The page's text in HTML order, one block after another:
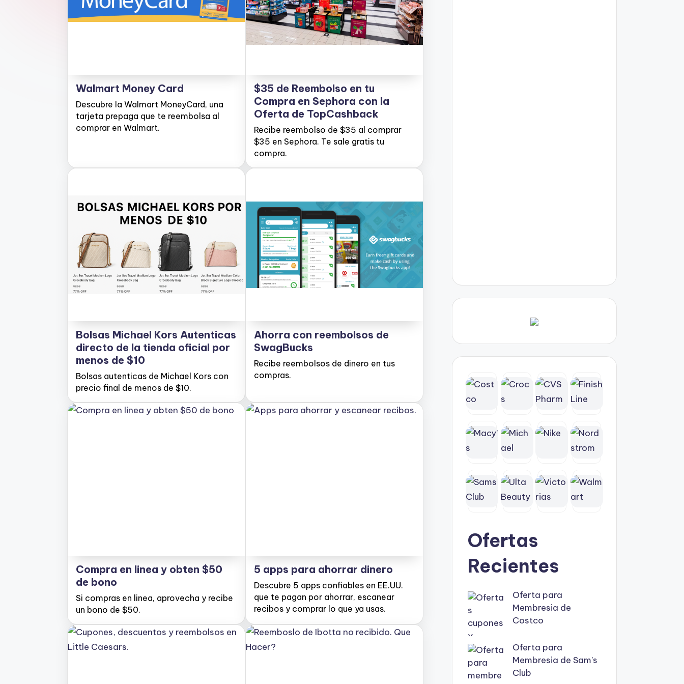
D
c
u
e
s
Walmart Money Card
Descubre la Walmart MoneyCard, una
tarjeta prepaga que te reembolsa al
comprar en Walmart.
$35 de Reembolso en tu
Compra en Sephora con la
Oferta de TopCashback
Recibe reembolso de $35 al comprar
$35 en Sephora. Te sale gratis tu
compra.
Bolsas Michael Kors Autenticas
directo de la tienda oficial por
menos de $10
Bolsas autenticas de Michael Kors con
precio final de menos de $10.
Ahorra con reembolsos de
SwagBucks
Recibe reembolsos de dinero en tus
compras.
Compra en linea y obten $50
de bono
Si compras en linea, aprovecha y recibe
un bono de $50.
5 apps para ahorrar dinero
Descubre 5 apps confiables en EE.UU.
que te pagan por ahorrar, escanear
recibos y comprar lo que ya usas.
Ofertas
Recientes
Oferta para
Membresia de
Costco
Oferta para
Membresia de Sam’s
Club